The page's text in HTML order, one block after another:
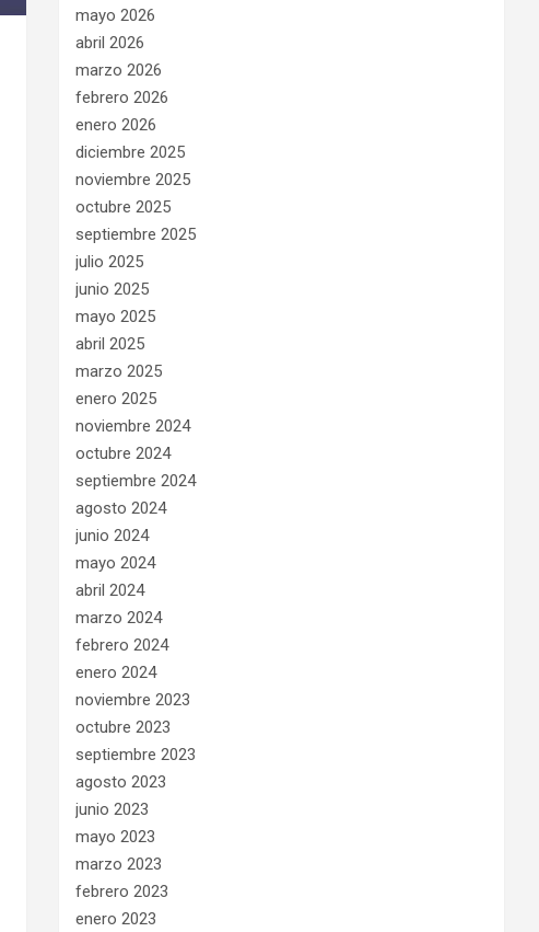
mayo 2026
abril 2026
marzo 2026
febrero 2026
enero 2026
diciembre 2025
noviembre 2025
octubre 2025
septiembre 2025
julio 2025
junio 2025
mayo 2025
abril 2025
marzo 2025
enero 2025
noviembre 2024
octubre 2024
septiembre 2024
agosto 2024
junio 2024
mayo 2024
abril 2024
marzo 2024
febrero 2024
enero 2024
noviembre 2023
octubre 2023
septiembre 2023
agosto 2023
junio 2023
mayo 2023
marzo 2023
febrero 2023
enero 2023